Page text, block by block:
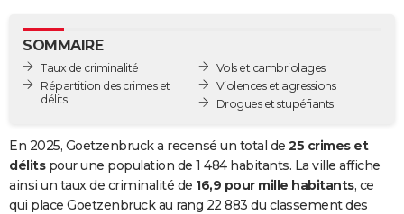
GUIDES D'ACHAT
BONS PLANS
Carte de Noël
Carte Bonne année
Carte Saint-Valentin
Carte Pâques
Carte d'anniversaire
DICTIONNAIRE
Dictionnaire
Biographies
Citations
Expressions
Proverbes
PROGRAMME TV
SOMMAIRE
Taux de criminalité
Répartition des crimes et
délits
Vols et cambriolages
Violences et agressions
Drogues et stupéfiants
En 2025, Goetzenbruck a recensé un total de 25 crimes et
délitspour une population de 1 484 habitants. La ville affiche
ainsi un taux de criminalité de 16,9 pour mille habitants, ce
qui place Goetzenbruck au rang 22 883 du classement des